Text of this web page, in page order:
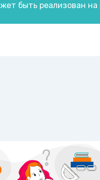
быть реализован